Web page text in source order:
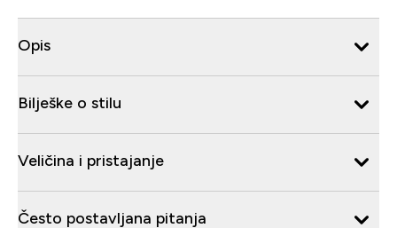
Opis
Bilješke o stilu
Veličina i pristajanje
Često postavljana pitanja